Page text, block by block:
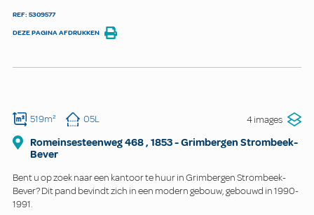
REF: 5309577
DEZE PAGINA AFDRUKKEN
519m² 05L 4 images
Romeinsesteenweg468, 1853-Grimbergen Strombeek-
Bever
Bent u op zoek naar een kantoor te huur in Grimbergen Strombeek-
Bever? Dit pand bevindt zich in een modern gebouw, gebouwd in 1990-
1991.